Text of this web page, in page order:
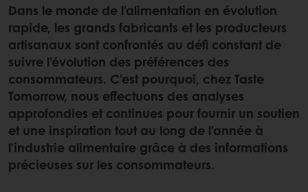
Dans le monde de l'alimentation en évolution
rapide, les grands fabricants et les producteurs
artisanaux sont confrontés au défi constant de
suivre l'évolution des préférences des
consommateurs. C'est pourquoi, chez Taste
Tomorrow, nous effectuons des analyses
approfondies et continues pour fournir un soutien
et une inspiration tout au long de l’année à
l'industrie alimentaire grâce à des informations
précieuses sur les consommateurs.